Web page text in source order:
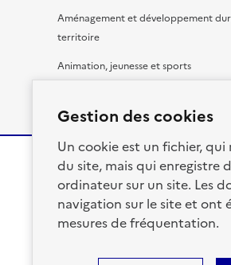
Gestion des cookies
Un cookie est un fichier,
du site, mais qui enregistre
ordinateur sur un site. Les
navigation sur le site et ont
mesures de fréquentation.
Aménagement et développement
territoire
Animation, jeunesse et sports
RÉPUBLIQUE
FRANÇAISE